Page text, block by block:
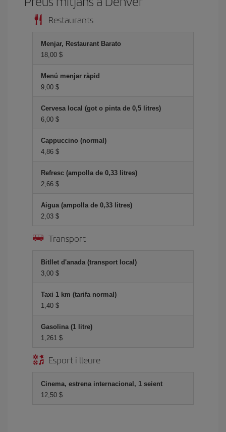
Restaurants
Menjar, Restaurant Barato
18,00 $
Menú menjar ràpid
9,00 $
Cervesa local (got o pinta de 0,5 litres)
6,00 $
Cappuccino (normal)
4,86 $
Refresc (ampolla de 0,33 litres)
2,66 $
Aigua (ampolla de 0,33 litres)
2,03 $
Transport
Bitllet d'anada (transport local)
3,00 $
Taxi 1 km (tarifa normal)
1,40 $
Gasolina (1 litre)
1,261 $
Esport i lleure
Cinema, estrena internacional, 1 seient
12,50 $